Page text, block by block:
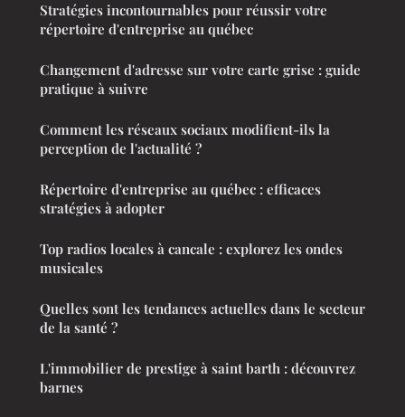
Stratégies incontournables pour réussir votre
répertoire d'entreprise au québec
Changement d'adresse sur votre carte grise : guide
pratique à suivre
Comment les réseaux sociaux modifient-ils la
perception de l'actualité ?
Répertoire d'entreprise au québec : efficaces
stratégies à adopter
Top radios locales à cancale : explorez les ondes
musicales
Quelles sont les tendances actuelles dans le secteur
de la santé ?
L'immobilier de prestige à saint barth : découvrez
barnes